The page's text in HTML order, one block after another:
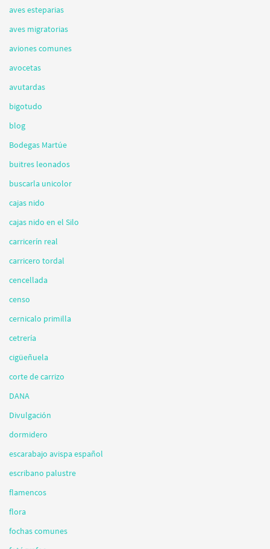
aves esteparias
aves migratorias
aviones comunes
avocetas
avutardas
bigotudo
blog
Bodegas Martúe
buitres leonados
buscarla unicolor
cajas nido
cajas nido en el Silo
carricerín real
carricero tordal
cencellada
censo
cernicalo primilla
cetrería
cigüeñuela
corte de carrizo
DANA
Divulgación
dormidero
escarabajo avispa español
escribano palustre
flamencos
flora
fochas comunes